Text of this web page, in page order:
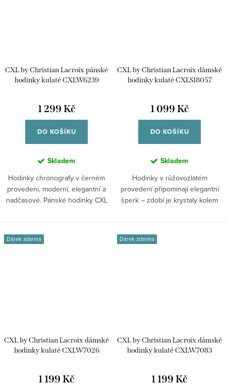
CXL by Christian Lacroix pánské
hodinky kulaté CXLW6239
1 299 Kč
DO KOŠÍKU
Skladem
Hodinky chronografy v černém
provedení, moderní, elegantní a
nadčasové. Pánské hodinky CXL
CXL by Christian Lacroix dámské
hodinky kulaté CXLS18057
1 099 Kč
DO KOŠÍKU
Skladem
Hodinky v růžovozlatém
provedení připomínají elegantní
šperk – zdobí je krystaly kolem
Dárek zdarma
CXL by Christian Lacroix dámské
hodinky kulaté CXLW7026
1 199 Kč
Dárek zdarma
CXL by Christian Lacroix dámské
hodinky kulaté CXLW7083
1 199 Kč